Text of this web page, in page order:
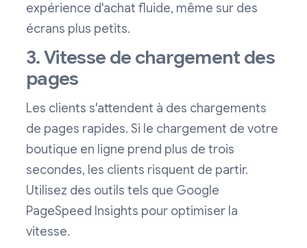
expérience d'achat fluide, même sur des
écrans plus petits.
3. Vitesse de chargement des
pages
Les clients s'attendent à des chargements
de pages rapides. Si le chargement de votre
boutique en ligne prend plus de trois
secondes, les clients risquent de partir.
Utilisez des outils tels que Google
PageSpeed Insights pour optimiser la
vitesse.